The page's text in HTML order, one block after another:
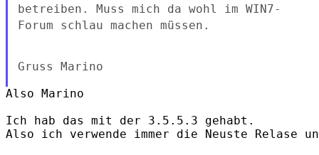
betreiben. Muss mich da wohl im WIN7-
Forum schlau machen müssen.
Gruss Marino
Also Marino
Ich hab das mit der 3.5.5.3 gehabt.
Also ich verwende immer die Neuste Relase